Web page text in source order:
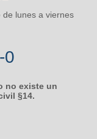
de lunes a viernes
0
no existe un
§14.